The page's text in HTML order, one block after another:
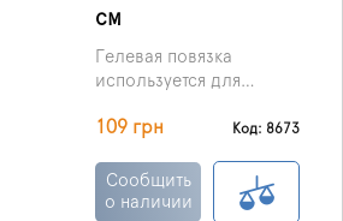
см
Гелевая повязка
используется для
ожоговых ран,
которые плохо
заживают.
109 грн Код: 8673
Сообщить
о наличии